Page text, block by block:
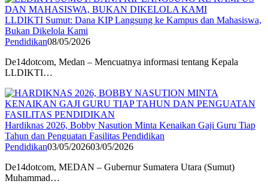
LLDIKTI Sumut: Dana KIP Langsung ke Kampus dan Mahasiswa,
Bukan Dikelola Kami
Pendidikan08/05/2026
De14dotcom, Medan – Mencuatnya informasi tentang Kepala
LLDIKTI…
Hardiknas 2026, Bobby Nasution Minta Kenaikan Gaji Guru Tiap
Tahun dan Penguatan Fasilitas Pendidikan
Pendidikan03/05/202603/05/2026
De14dotcom, MEDAN – Gubernur Sumatera Utara (Sumut)
Muhammad…